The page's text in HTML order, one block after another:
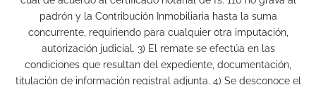
padrón y la Contribución Inmobiliaria hasta la suma
concurrente, requiriendo para cualquier otra imputación,
autorización judicial. 3) El remate se efectúa en las
condiciones que resultan del expediente, documentación,
titulación de información registral adjunta. 4) Se desconoce el